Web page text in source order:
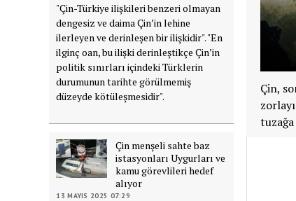
"Çin-Türkiye ilişkileri benzeri olmayan
dengesiz ve daima Çin’in lehine
ilerleyen ve derinleşen bir ilişkidir". "En
ilginç oan, bu ilişki derinleştikçe Çin’in
politik sınırları içindeki Türklerin
durumunun tarihte görülmemiş
düzeyde kötüleşmesidir".
Çin menşeli sahte baz
istasyonları Uygurları ve
kamu görevlileri hedef
alıyor
13 MAYIS 2025 07:29
Çin,